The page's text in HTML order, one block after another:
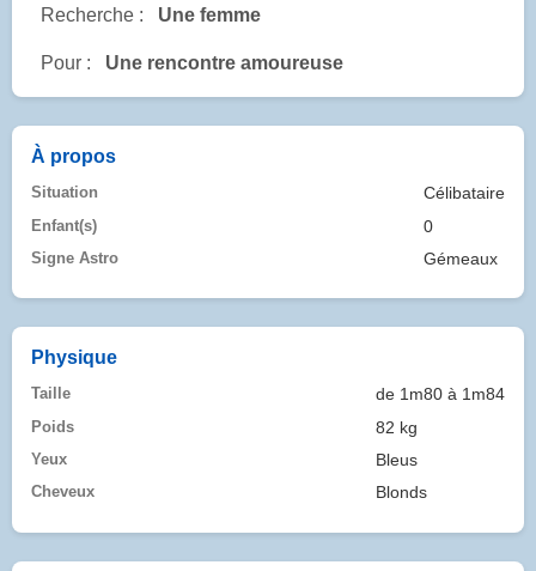
Recherche : Une femme
Pour : Une rencontre amoureuse
À propos
Situation Célibataire
Enfant(s) 0
Signe Astro Gémeaux
Physique
Taille de 1m80 à 1m84
Poids 82 kg
Yeux Bleus
Cheveux Blonds